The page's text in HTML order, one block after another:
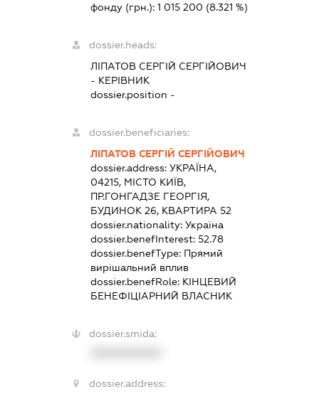
фонду (грн.):1 015 200 (8.321 %)
dossier.heads:
ЛІПАТОВ СЕРГІЙ СЕРГІЙОВИЧ
- КЕРІВНИК
dossier.position -
dossier.beneficiaries:
ЛІПАТОВ СЕРГІЙ СЕРГІЙОВИЧ
dossier.address:УКРАЇНА,
04215, МІСТО КИЇВ,
ПР.ГОНГАДЗЕ ГЕОРГІЯ,
БУДИНОК 26, КВАРТИРА 52
dossier.nationality:Україна
dossier.benefInterest:52.78
dossier.benefType: Прямий
вирішальний вплив
dossier.benefRole: КІНЦЕВИЙ
БЕНЕФІЦІАРНИЙ ВЛАСНИК
dossier.smida:
dossier.address: